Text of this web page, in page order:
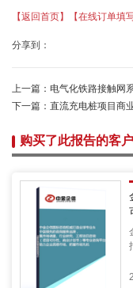
【返回首页】 【在线订单填写
分享到：
上一篇： 电气化铁路接触网
下一篇： 直流充电桩项目商
购买了此报告的客